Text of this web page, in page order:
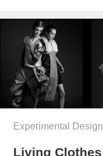
Experimental Design
Living Clothes